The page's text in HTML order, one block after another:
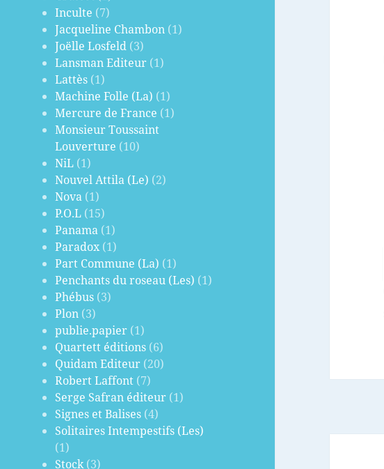
Inculte (7)
Jacqueline Chambon (1)
Joëlle Losfeld (3)
Lansman Editeur (1)
Lattès (1)
Machine Folle (La) (1)
Mercure de France (1)
Monsieur Toussaint
Louverture (10)
NiL (1)
Nouvel Attila (Le) (2)
Nova (1)
P.O.L (15)
Panama (1)
Paradox (1)
Part Commune (La) (1)
Penchants du roseau (Les) (1)
Phébus (3)
Plon (3)
publie.papier (1)
Quartett éditions (6)
Quidam Editeur (20)
Robert Laffont (7)
Serge Safran éditeur (1)
Signes et Balises (4)
Solitaires Intempestifs (Les)
(1)
Stock(3)